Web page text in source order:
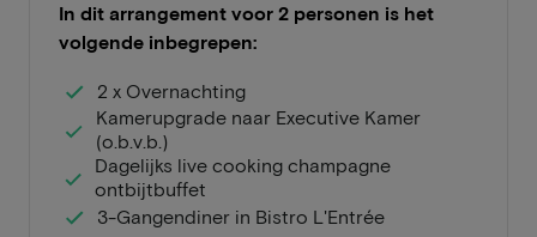
In dit arrangement voor 2 personen is het
volgende inbegrepen:
2 x Overnachting
Kamerupgrade naar Executive Kamer
(o.b.v.b.)
Dagelijks live cooking champagne
ontbijtbuffet
3-Gangendiner in Bistro L'Entrée